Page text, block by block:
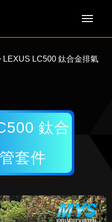
LEXUS LC500 鈦合金排氣
鈦合
套件